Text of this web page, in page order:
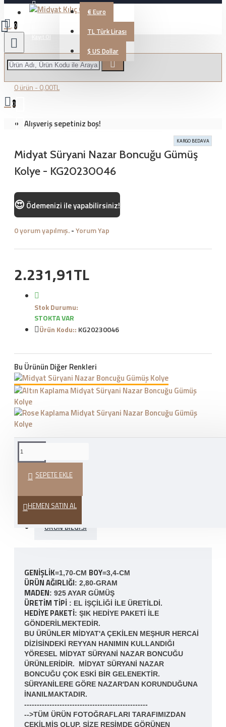
Üye Girişi €Euro
TL Türk Lirası
$ US Dollar
0
0 ürün - 0,00TL
0
Alışveriş sepetiniz boş!
KARGO BEDAVA
Midyat Süryani Nazar Boncuğu Gümüş
Kolye - KG20230046
😍 Ödemenizi ile yapabilirsiniz!
0 yorum yapılmış.-Yorum Yap
2.231,91TL
Stok Durumu:
STOKTA VAR
Ürün Kodu:: KG20230046
Bu Ürünün Diğer Renkleri
SEPETE EKLE
HEMEN SATIN AL
VER
HEDIYE PAKETI
ÜRÜN BILGISI
GENIŞLIK=1,70-CM BOY=3,4-CM
ÜRÜN AĞIRLIĞI: 2,80-GRAM
MADEN: 925 AYAR GÜMÜŞ
ÜRETIM TIPI : EL IŞÇILIĞI ILE ÜRETILDI.
HEDIYE PAKETI: ŞIK HEDIYE PAKETI ILE
GÖNDERILMEKTEDIR.
BU ÜRÜNLER MIDYAT'A ÇEKILEN MEŞHUR HERCAI
DIZISINDEKI REYYAN HANIMIN KULLANDIĞI
YÖRESEL MIDYAT SÜRYANI NAZAR BONCUĞU
ÜRÜNLERIDIR. MIDYAT SÜRYANI NAZAR
BONCUĞU ÇOK ESKI BIR GELENEKTIR.
SÜRYANILERE GÖRE NAZAR'DAN KORUNDUĞUNA
INANILMAKTADIR.
-------------------------------------------------
-->TÜM ÜRÜN FOTOĞRAFLARI TARAFIMIZDAN
ÇEKILMIŞ OLUP, SIZE RESIMDE GÖRÜNEN